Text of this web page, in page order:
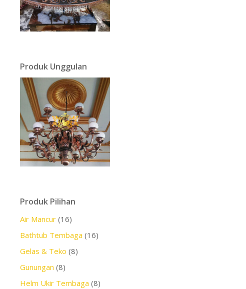
Produk Unggulan
Produk Pilihan
Air Mancur (16)
Bathtub Tembaga (16)
Gelas & Teko (8)
Gunungan (8)
Helm Ukir Tembaga (8)